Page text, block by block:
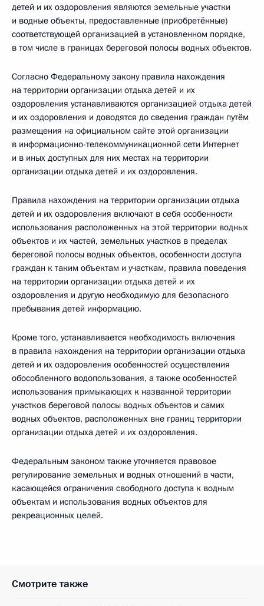
детей и их оздоровления являются земельные участки
и водные объекты, предоставленные (приобретённые)
соответствующей организацией в установленном порядке,
в том числе в границах береговой полосы водных объектов.
Согласно Федеральному закону правила нахождения
на территории организации отдыха детей и их
оздоровления устанавливаются организацией отдыха детей
и их оздоровления и доводятся до сведения граждан путём
размещения на официальном сайте этой организации
в информационно-телекоммуникационной сети Интернет
и в иных доступных для них местах на территории
организации отдыха детей и их оздоровления.
Правила нахождения на территории организации отдыха
детей и их оздоровления включают в себя особенности
использования расположенных на этой территории водных
объектов и их частей, земельных участков в пределах
береговой полосы водных объектов, особенности доступа
граждан к таким объектам и участкам, правила поведения
на территории организации отдыха детей и их
оздоровления и другую необходимую для безопасного
пребывания детей информацию.
Кроме того, устанавливается необходимость включения
в правила нахождения на территории организации отдыха
детей и их оздоровления особенностей осуществления
обособленного водопользования, а также особенностей
использования примыкающих к названной территории
участков береговой полосы водных объектов и самих
водных объектов, расположенных вне границ территории
организации отдыха детей и их оздоровления.
Федеральным законом также уточняется правовое
регулирование земельных и водных отношений в части,
касающейся ограничения свободного доступа к водным
объектам и использования водных объектов для
рекреационных целей.
Смотрите также